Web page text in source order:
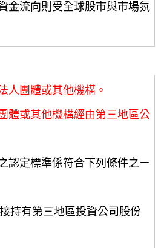
金流向則受全球股市與市場氛
人團體或其他機構。
體或其他機構經由第三地區公
認定標準係符合下列條件之ㄧ
持有第三地區投資公司股份